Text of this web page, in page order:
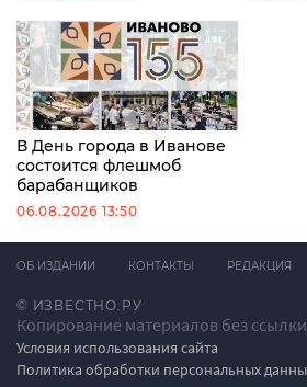
В День города в Иванове
состоится флешмоб
барабанщиков
06.08.2026 13:50
© ИЗВЕСТНО.РУ
Копирование материалов без
Условия использования сайта
Политика обработки персональных
ОБ ИЗДАНИИ КОНТАКТЫ РЕДАКЦИЯ